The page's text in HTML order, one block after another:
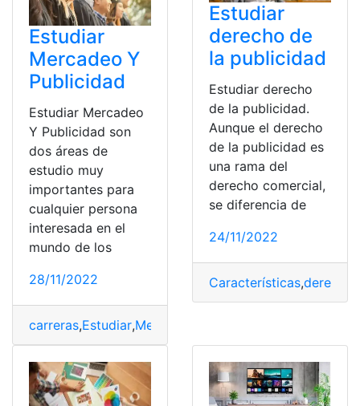
Estudiar
Mercadeo Y
Publicidad
Estudiar Mercadeo
Y Publicidad son
dos áreas de
estudio muy
importantes para
cualquier persona
interesada en el
mundo de los
28/11/2022
carreras,Estudiar,Mercadeo Y Publicidad
Estudiar
derecho de
la publicidad
Estudiar derecho
de la publicidad.
Aunque el derecho
de la publicidad es
una rama del
derecho comercial,
se diferencia de
24/11/2022
Características,derecho